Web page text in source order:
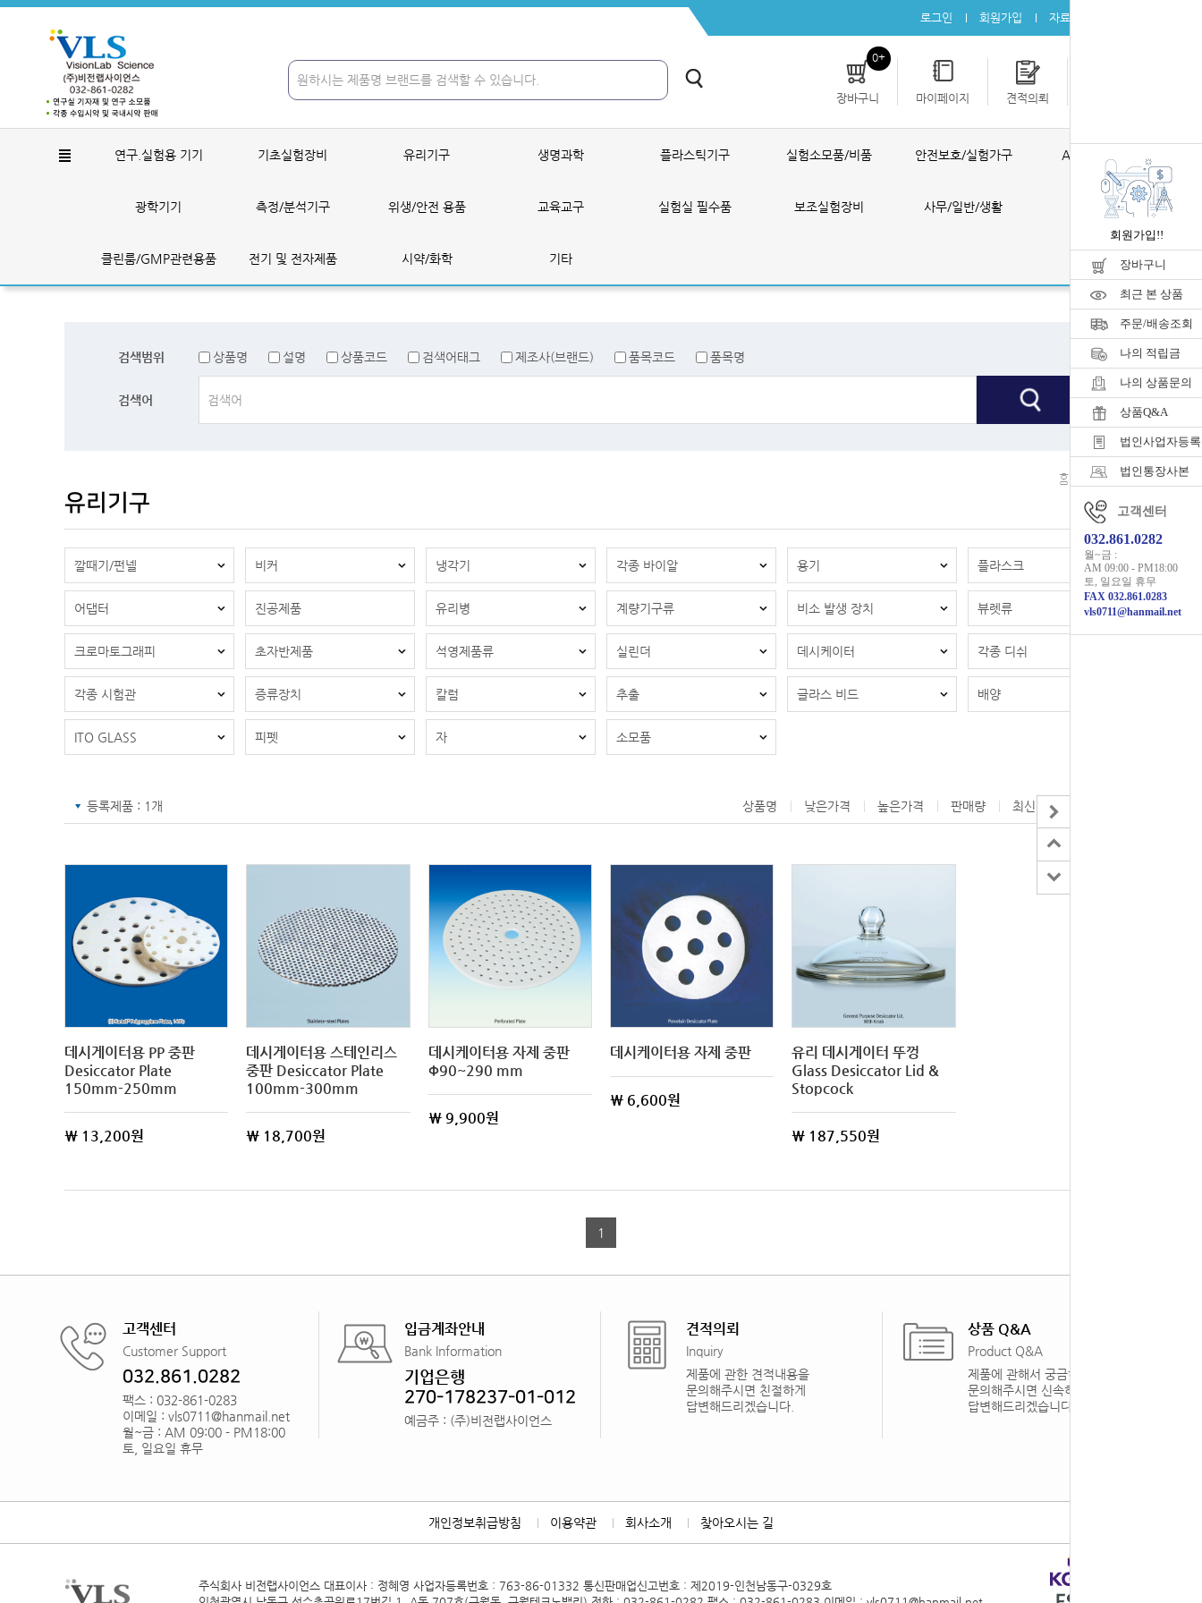
로그인 회원가입 자료실
0+
장바구니 마이페이지 견적의뢰
연구.실험용 기기 기초실험장비 유리기구 생명과학 플라스틱기구 실험소모품/비품 안전보호/실험가구 AS ONE 제품
광학기기 측정/분석기구 위생/안전 용품 교육교구 실험실 필수품 보조실험장비 사무/일반/생활 공구/포장
클린룸/GMP관련용품 전기 및 전자제품 시약/화학 기타
검색범위 상품명 설명 상품코드 검색어태그 제조사(브랜드) 품목코드 품목명
검색어
유리기구
홈 유리기구
깔때기/펀넬 비커 냉각기 각종 바이알 용기 플라스크
어댑터 진공제품 유리병 계량기구류 비소 발생 장치 뷰렛류
크로마토그래피 초자반제품 석영제품류 실린더 데시케이터 각종 디쉬
각종 시험관 증류장치 칼럼 추출 글라스 비드 배양
ITO GLASS 피펫 자 소모품
등록제품 : 1개 상품명 낮은가격 높은가격 판매량 최신 등록
데시게이터용 PP 중판
Desiccator Plate
150mm-250mm
\ 13,200원
데시게이터용 스테인리스
중판 Desiccator Plate
100mm-300mm
\ 18,700원
데시케이터용 자제 중판
Φ90~290 mm
\ 9,900원
데시케이터용 자제 중판
\ 6,600원
유리 데시게이터 뚜껑
Glass Desiccator Lid &
Stopcock
\ 187,550원
1
회원가입!!
장바구니
최근 본 상품
주문/배송조회
나의 적립금
나의 상품문의
상품Q&A
법인사업자등
법인통장사본
고객센터
032.861.0282
월~금 :
AM 09:00 - PM18:00
토, 일요일 휴무
FAX 032.861.0283
vls0711@hanmail.net
고객센터
Customer Support
032.861.0282
팩스 : 032-861-0283
이메일 : vls0711@hanmail.net
월~금 : AM 09:00 - PM18:00
토, 일요일 휴무
입금계좌안내
Bank Information
기업은행
270-178237-01-012
예금주 : (주)비전랩사이언스
견적의뢰
Inquiry
제품에 관한 견적내용을
문의해주시면 친절하게
답변해드리겠습니다.
상품 Q&A
Product Q&A
제품에 관해서 궁금하신 점을
문의해주시면 신속하게
답변해드리겠습니다.
개인정보취급방침 이용약관 회사소개 찾아오시는 길
주식회사 비전랩사이언스 대표이사 : 정혜영 사업자등록번호 : 763-86-01332 통신판매업신고번호 : 제2019-인천남동구-0329호